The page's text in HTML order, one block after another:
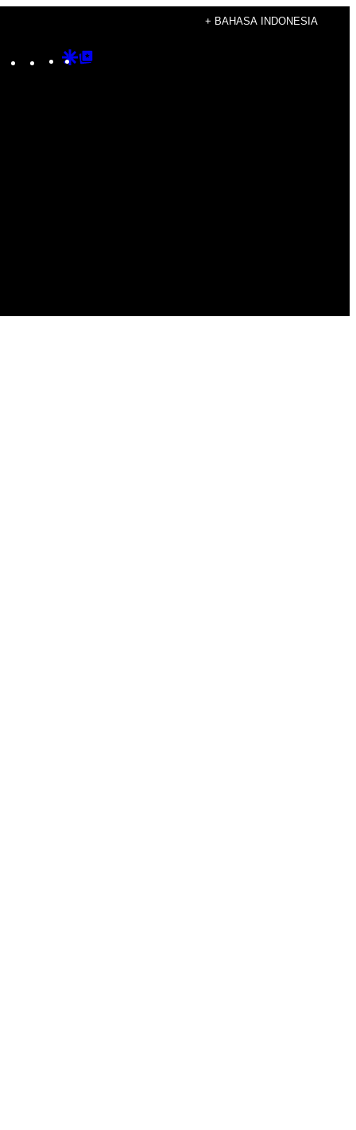
+ BAHASA INDONESIA
Instagram
TikTokYouTube
Google